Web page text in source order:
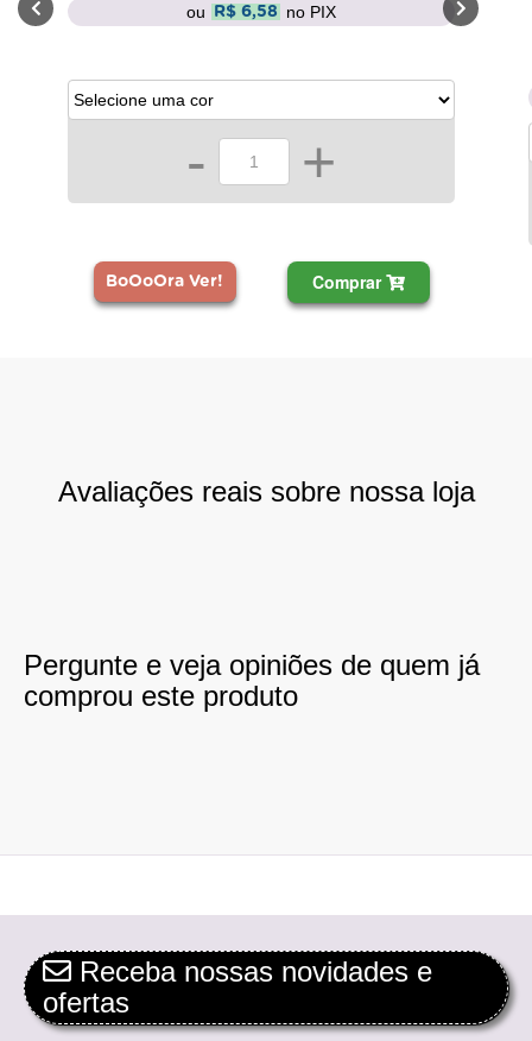
ou R$ 6,58 no PIX
- +
BoOoOra Ver! Comprar
Avaliações reais sobre nossa loja
Pergunte e veja opiniões de quem já
comprou este produto
Receba nossas novidades e
ofertas